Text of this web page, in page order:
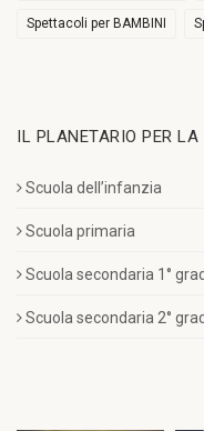
Spettacoli per BAMBINI
IL PLANETARIO PER LA
Scuola dell’infanzia
Scuola primaria
Scuola secondaria 1°
Scuola secondaria 2°